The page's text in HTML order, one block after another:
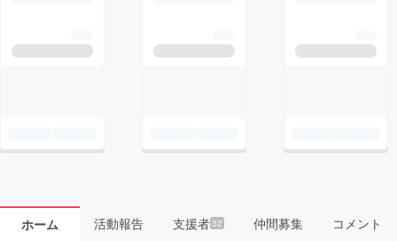
ホーム 活動報告 支援者32 仲間募集 コメント